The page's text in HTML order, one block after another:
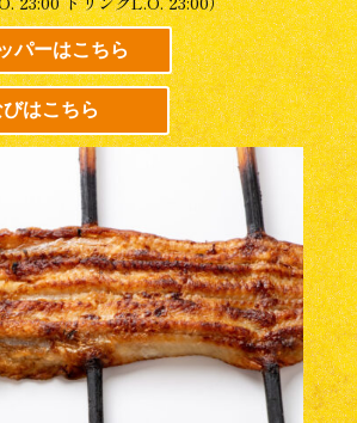
パーはこちら
びはこちら